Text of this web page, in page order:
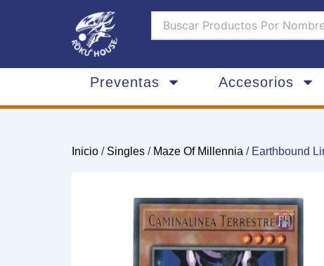
Preventas Accesorios
Inicio / Singles / Maze Of Millennia / Earthbound